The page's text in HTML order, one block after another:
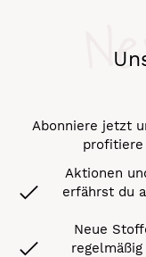
Abonniere jetzt
profitiere
Aktionen
erfährst du
Neue